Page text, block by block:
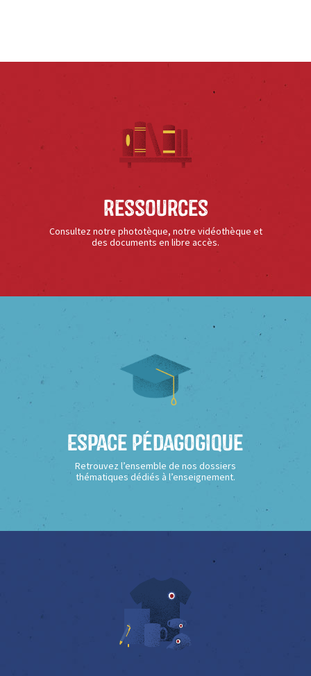
Ressources
Consultez notre phototèque, notre vidéothèque et
des documents en libre accès.
Espace Pédagogique
Retrouvez l’ensemble de nos dossiers
thématiques dédiés à l’enseignement.